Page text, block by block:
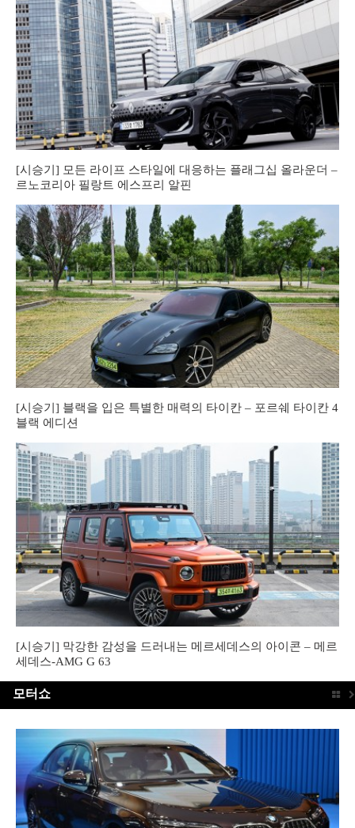
[시승기] 모든 라이프 스타일에 대응하는 플래그십 올라운더 –
르노코리아 필랑트 에스프리 알핀
[시승기] 블랙을 입은 특별한 매력의 타이칸 – 포르쉐 타이칸 4
블랙 에디션
[시승기] 막강한 감성을 드러내는 메르세데스의 아이콘 – 메르
세데스-AMG G 63
모터쇼